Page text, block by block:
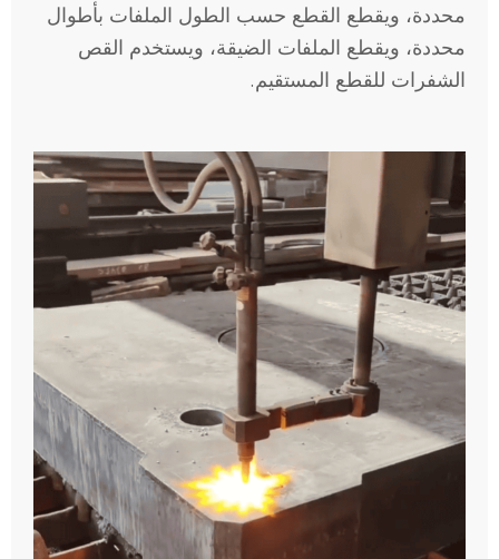
محددة، ويقطع القطع حسب الطول الملفات بأطوال
محددة، ويقطع الملفات الضيقة، ويستخدم القص
الشفرات للقطع المستقيم.